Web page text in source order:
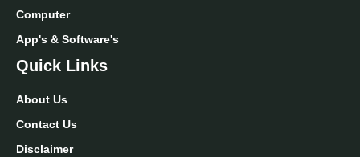
Computer
App's & Software's
Quick Links
About Us
Contact Us
Disclaimer